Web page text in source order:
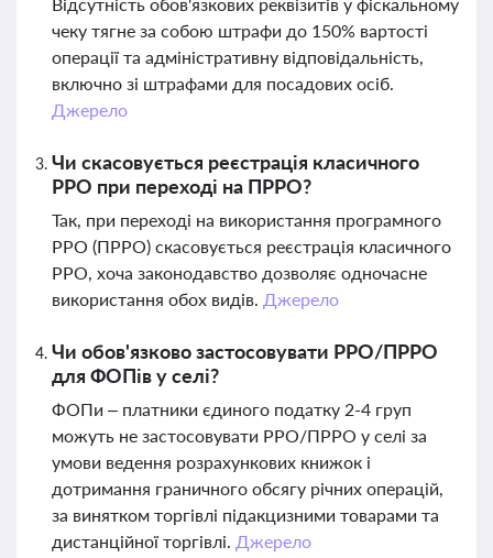
чеку тягне за собою штрафи до 150% вартості
операції та адміністративну відповідальність,
включно зі штрафами для посадових осіб.
Джерело
Чи скасовується реєстрація класичного
РРО при переході на ПРРО?
Так, при переході на використання програмного
РРО (ПРРО) скасовується реєстрація класичного
РРО, хоча законодавство дозволяє одночасне
використання обох видів. Джерело
Чи обов'язково застосовувати РРО/ПРРО
для ФОПів у селі?
ФОПи – платники єдиного податку 2-4 груп
можуть не застосовувати РРО/ПРРО у селі за
умови ведення розрахункових книжок і
дотримання граничного обсягу річних операцій,
за винятком торгівлі підакцизними товарами та
дистанційної торгівлі. Джерело